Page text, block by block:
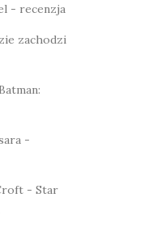
- recenzja
zachodzi
-
- Star